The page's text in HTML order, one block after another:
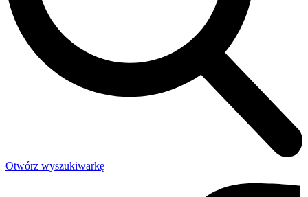
Otwórz wyszukiwarkę